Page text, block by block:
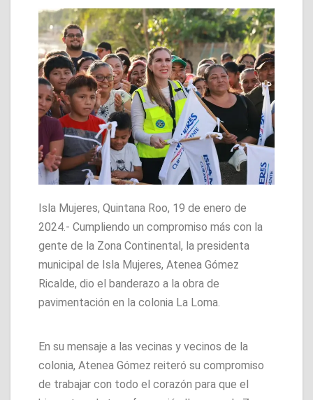
Isla Mujeres, Quintana Roo, 19 de enero de
2024.- Cumpliendo un compromiso más con la
gente de la Zona Continental, la presidenta
municipal de Isla Mujeres, Atenea Gómez
Ricalde, dio el banderazo a la obra de
pavimentación en la colonia La Loma.
En su mensaje a las vecinas y vecinos de la
colonia, Atenea Gómez reiteró su compromiso
de trabajar con todo el corazón para que el